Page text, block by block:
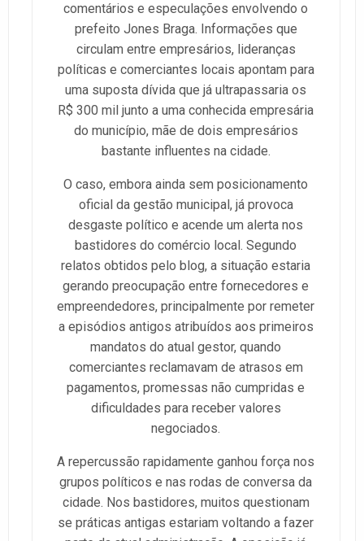
comentários e especulações envolvendo o
prefeito Jones Braga. Informações que
circulam entre empresários, lideranças
políticas e comerciantes locais apontam para
uma suposta dívida que já ultrapassaria os
R$ 300 mil junto a uma conhecida empresária
do município, mãe de dois empresários
bastante influentes na cidade.
O caso, embora ainda sem posicionamento
oficial da gestão municipal, já provoca
desgaste político e acende um alerta nos
bastidores do comércio local. Segundo
relatos obtidos pelo blog, a situação estaria
gerando preocupação entre fornecedores e
empreendedores, principalmente por remeter
a episódios antigos atribuídos aos primeiros
mandatos do atual gestor, quando
comerciantes reclamavam de atrasos em
pagamentos, promessas não cumpridas e
dificuldades para receber valores
negociados.
A repercussão rapidamente ganhou força nos
grupos políticos e nas rodas de conversa da
cidade. Nos bastidores, muitos questionam
se práticas antigas estariam voltando a fazer